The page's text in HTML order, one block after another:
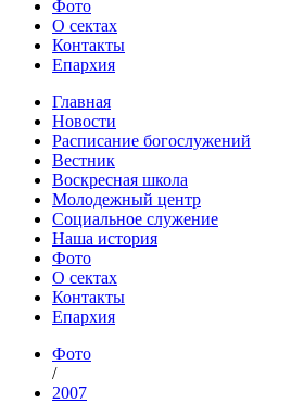
Фото
О сектах
Контакты
Епархия
Главная
Новости
Расписание богослужений
Вестник
Воскресная школа
Молодежный центр
Социальное служение
Наша история
Фото
О сектах
Контакты
Епархия
Фото
/
2007